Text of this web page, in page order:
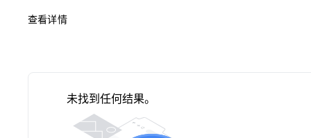
查看详情
未找到任何结果。